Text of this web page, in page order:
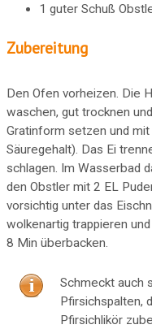
1 guter Schuß
Zubereitung
Den Ofen vorheizen. Die
waschen, gut trocknen
Gratinform setzen und
Säuregehalt). Das Ei
schlagen. Im Wasserbad
den Obstler mit 2 EL
vorsichtig unter das
wolkenartig trappieren
8 Min überbacken.
Schmeckt auch
Pfirsichspalten,
Pfirsichlikör